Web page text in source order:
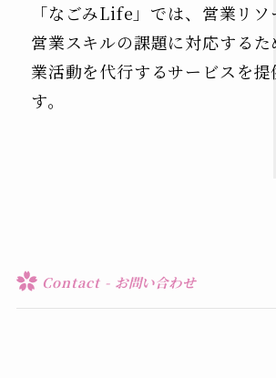
「なごみLife」では、営業リ
営業スキルの課題に対応する
業活動を代行するサービスを提
す。
Contact - お問い合わせ